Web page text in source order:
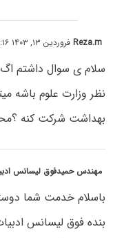
Reza.mفروردین ۱۳, ۱۴۰۳ at ۱:۱۶ ق٫ظ
سلام ی سوال داشتم
نظر وزارت علوم باشه
بهداشت شرکت کنه
مهندس حمیدفوق لیسانس
باسلام خدمت شما
بنده فوق لیسانس